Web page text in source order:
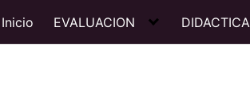
Inicio EVALUACION DIDACTICA